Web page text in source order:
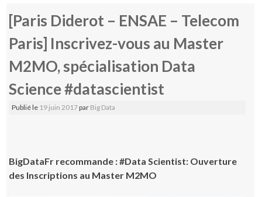
[Paris Diderot – ENSAE – Telecom
Paris] Inscrivez-vous au Master
M2MO, spécialisation Data
Science #datascientist
Publié le 19 juin 2017par Big Data
BigDataFr recommande : #Data Scientist: Ouverture
des Inscriptions au Master M2MO